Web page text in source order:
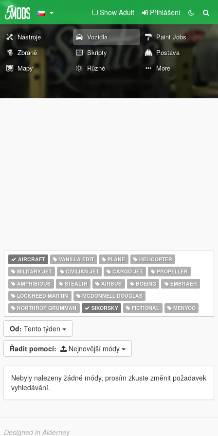
Show Adult Přihlášení
Nástroje Vozidla
Paint Jobs
Zbraně
Skripty
Postava
Mapy
Různé More
AIRCRAFT VANILLA EDIT PLANE
HELICOPTER
MILITARY JET
CIVILIAN JET CARGO JET
PROPELLER
AMPHIBIOUS
STEALTH AIRBUS BOEING
EMBRAER
LOCKHEED MARTIN
MCDONNELL DOUGLAS
NORTHROP GRUMMAN
SIKORSKY FICTIONAL MENYOO
Od: Tento týden
Řadit pomocí: Nejnovější módy
Nebyly nalezeny žádné módy, prosím zkuste změnit požadavek
vyhledávání.
Designed in Alderney